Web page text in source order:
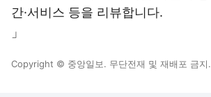
간·서비스 등을 리뷰합니다.
」
Copyright © 중앙일보. 무단전재 및 재배포 금지.